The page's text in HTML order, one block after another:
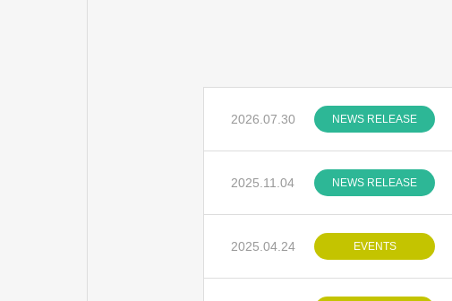
2026.07.30 NEWS RELEASE
2025.11.04 NEWS RELEASE
2025.04.24 EVENTS